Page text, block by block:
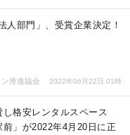
人部門」、受賞企業決定！
推進協会 2022年06月22日 01時
格安レンタルスペース
前」が2022年4月20日に正